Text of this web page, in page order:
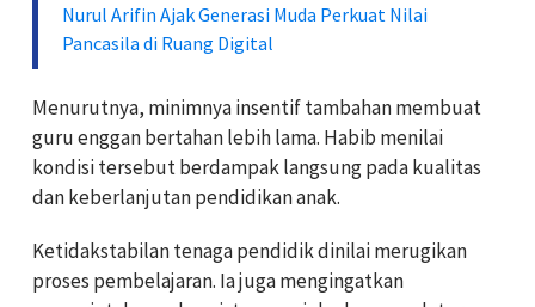
Nurul Arifin Ajak Generasi Muda Perkuat Nilai
Pancasila di Ruang Digital
Menurutnya, minimnya insentif tambahan membuat
guru enggan bertahan lebih lama. Habib menilai
kondisi tersebut berdampak langsung pada kualitas
dan keberlanjutan pendidikan anak.
Ketidakstabilan tenaga pendidik dinilai merugikan
proses pembelajaran. Ia juga mengingatkan